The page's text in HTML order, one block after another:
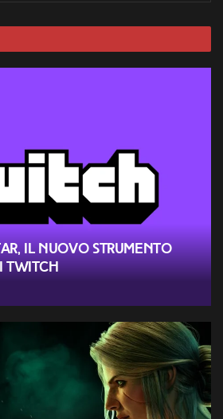
il nuovo strumento
Twitch